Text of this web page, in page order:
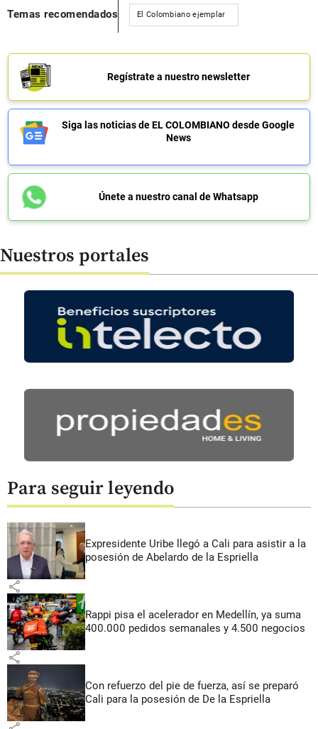
Temas recomendados El Colombiano ejemplar
Regístrate a nuestro newsletter
Siga las noticias de EL COLOMBIANO desde Google
News
Únete a nuestro canal de Whatsapp
Nuestros portales
Para seguir leyendo
Expresidente Uribe llegó a Cali para asistir a la
posesión de Abelardo de la Espriella
share
Rappi pisa el acelerador en Medellín, ya suma
400.000 pedidos semanales y 4.500 negocios
share
Con refuerzo del pie de fuerza, así se preparó
Cali para la posesión de De la Espriella